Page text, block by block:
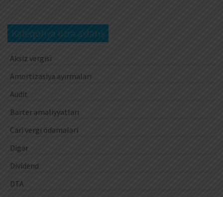
Kateqoriya üzrə axtarış
Aksiz vergisi
Amortizasiya ayırmaları
Audit
Barter əməliyyatları
Cari vergi ödəmələri
Digər
Dividend
DTA